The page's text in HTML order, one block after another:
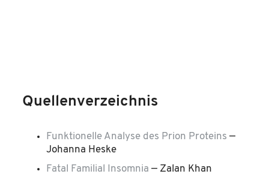
Quellenverzeichnis
Funktionelle Analyse des Prion Proteins —
Johanna Heske
Fatal Familial Insomnia — Zalan Khan